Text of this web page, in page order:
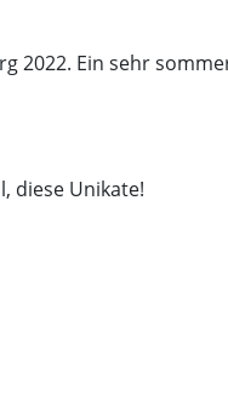
2022. Ein sehr
diese Unikate!